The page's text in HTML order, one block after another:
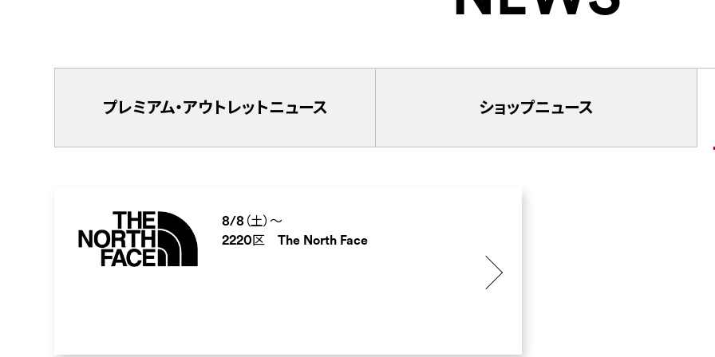
プレミアム・アウトレットニュース ショップニュース
8/8（土）～
2220区 The North Face